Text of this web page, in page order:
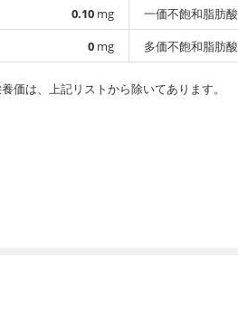
0.10 mg
0 mg
一価不飽和脂肪酸
多価不飽和脂肪酸
価は、上記リストから除いてあります。